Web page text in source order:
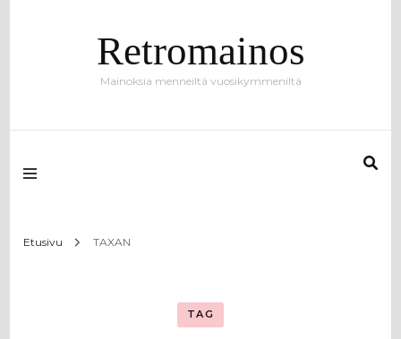
Retromainos
Mainoksia menneiltä vuosikymmeniltä
Etusivu TAXAN
TAG